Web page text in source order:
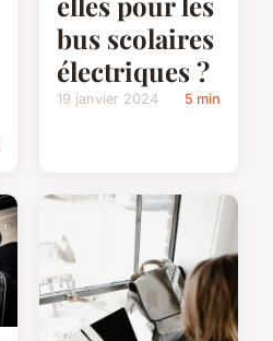
bus scolaires
électriques ?
19 janvier 2024 5 min